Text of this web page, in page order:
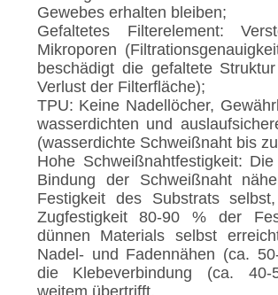
Gewebes erhalten bleiben;
Gefaltetes Filterelement:
Mikroporen
beschädigt die gefaltete
Verlust der Filterfläche);
TPU: Keine Nadellöcher,
wasserdichten und
(wasserdichte Schweißnaht bis
Hohe Schweißnahtfestigkeit:
Bindung der Schweißnaht
Festigkeit des Substrats
Zugfestigkeit 80-90 % der
dünnen Materials selbst
Nadel- und Fadennähen (ca.
die Klebeverbindung (ca.
weitem übertrifft.